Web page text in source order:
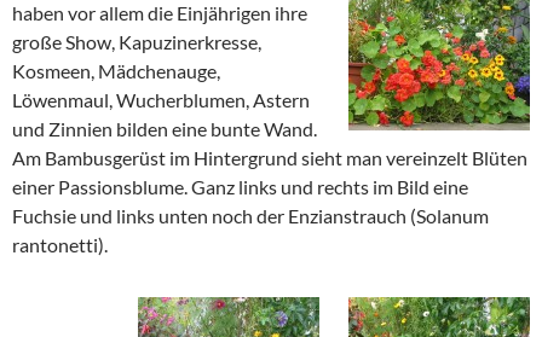
haben vor allem die Einjährigen ihre
große Show, Kapuzinerkresse,
Kosmeen, Mädchenauge,
Löwenmaul, Wucherblumen, Astern
und Zinnien bilden eine bunte Wand.
Am Bambusgerüst im Hintergrund sieht man vereinzelt Blüten
einer Passionsblume. Ganz links und rechts im Bild eine
Fuchsie und links unten noch der Enzianstrauch (Solanum
rantonetti).